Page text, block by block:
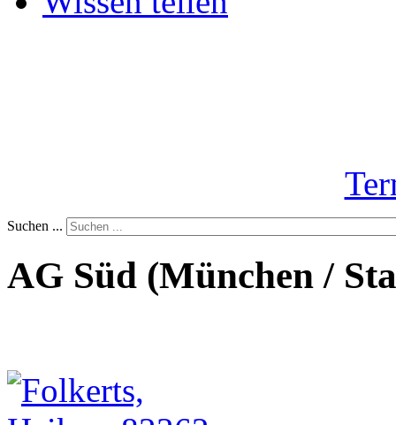
Suchen ...
AG Süd (München /